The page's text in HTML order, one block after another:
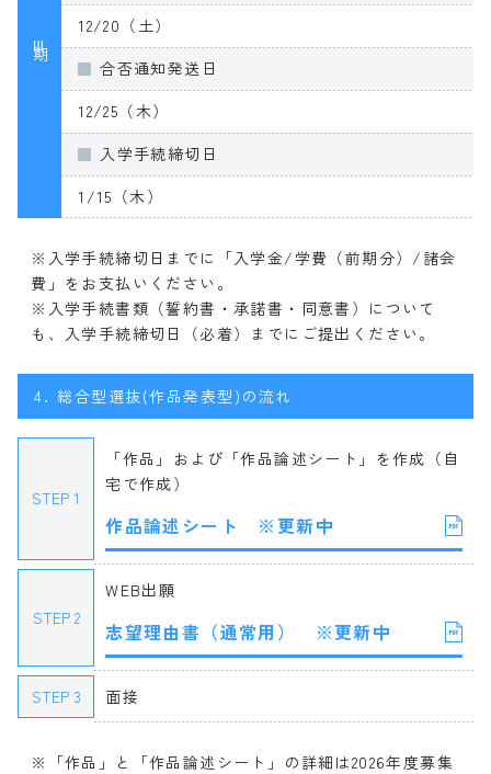
Ⅲ期
12/20（土）
合否通知発送日
12/25（木）
入学手続締切日
1/15（木）
※入学手続締切日までに「入学金/学費（前期分）/諸会
費」をお支払いください。
※入学手続書類（誓約書・承諾書・同意書）について
も、入学手続締切日（必着）までにご提出ください。
4. 総合型選抜(作品発表型)の流れ
STEP 1
「作品」および「作品論述シート」を作成（自
宅で作成）
作品論述シート ※更新中
STEP 2
WEB出願
志望理由書（通常用） ※更新中
STEP 3 面接
※「作品」と「作品論述シート」の詳細は2026年度募集